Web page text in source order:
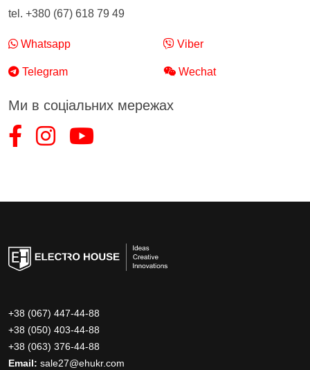
tel. +380 (67) 618 79 49
Whatsapp Viber
Telegram Wechat
Ми в соціальних мережах
+38 (067) 447-44-88
+38 (050) 403-44-88
+38 (063) 376-44-88
Email: sale27@ehukr.com